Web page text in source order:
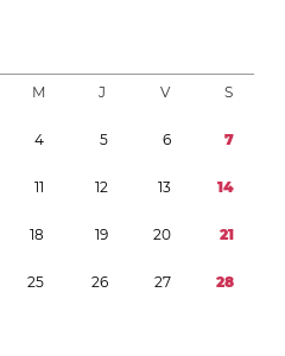
M J V S
4 5 6 7
11 12 13 14
18 19 20 21
25 26 27 28